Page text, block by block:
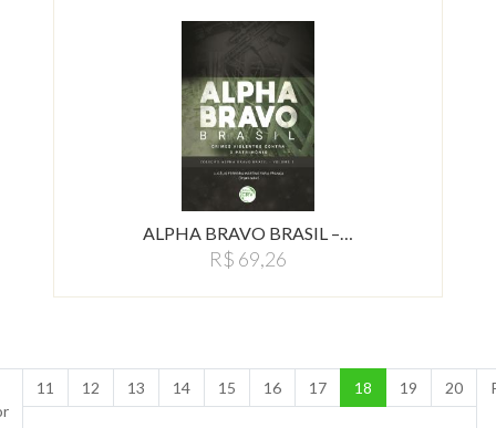
ALPHA BRAVO BRASIL –…
R$ 69,26
11 12 13 14 15 16 17 18 19 20